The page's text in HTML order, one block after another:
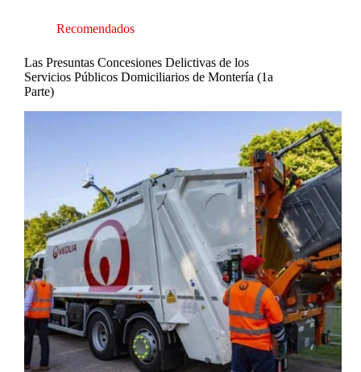
Recomendados
Las Presuntas Concesiones Delictivas de los
Servicios Públicos Domiciliarios de Montería (1a
Parte)